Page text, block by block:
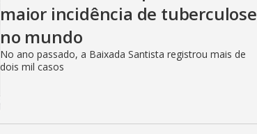
maior incidência de tuberculose
no mundo
No ano passado, a Baixada Santista registrou mais de
dois mil casos